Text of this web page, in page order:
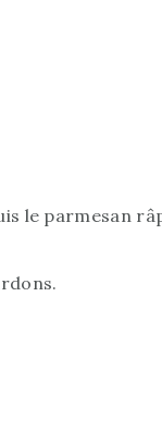
le parmesan